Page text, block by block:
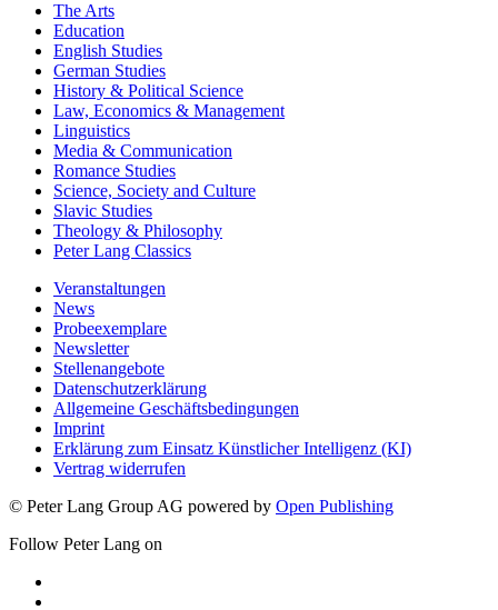
The Arts
Education
English Studies
German Studies
History & Political Science
Law, Economics & Management
Linguistics
Media & Communication
Romance Studies
Science, Society and Culture
Slavic Studies
Theology & Philosophy
Peter Lang Classics
Veranstaltungen
News
Probeexemplare
Newsletter
Stellenangebote
Datenschutzerklärung
Allgemeine Geschäftsbedingungen
Imprint
Erklärung zum Einsatz Künstlicher Intelligenz (KI)
Vertrag widerrufen
© Peter Lang Group AG powered by Open Publishing
Follow Peter Lang on